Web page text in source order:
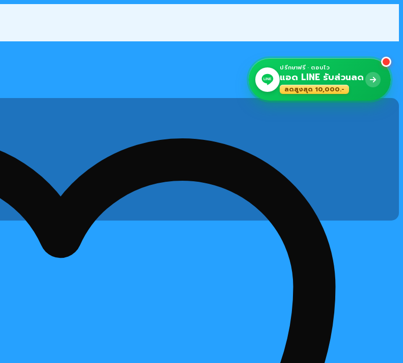
LINE
ปรึกษาฟรี · ตอบไว
แอด LINE รับส่วนลด
ลดสูงสุด 10,000.-